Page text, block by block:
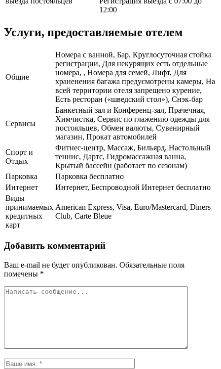
12:00
Услуги, предоставляемые отелем
Общие
Номера с ванной, Бар, Круглосуточная стойка
регистрации, Для некурящих есть отдельные
номера, , Номера для семей, Лифт, Для
храненения багажа предусмотрены камеры, На
всей территории отеля запрещено курение,
Есть ресторан («шведский стол»), Снэк-бар
Сервисы
Банкетный зал и Конференц-зал, Прачечная,
Химчистка, Сервис по глажению одежды для
постояльцев, Обмен валюты, Сувенирный
магазин, Прокат автомобилей
Спорт и
Отдых
Фитнес-центр, Массаж, Бильярд, Настольный
теннис, Дартс, Гидромассажная ванна,
Крытый бассейн (работает по сезонам)
Парковка
Парковка бесплатно
Интернет
Интернет, Беспроводной Интернет бесплатно
Виды
принимаемых
кредитных
карт
American Express, Visa, Euro/Mastercard, Diners
Club, Carte Bleue
Добавить комментарий
Ваш e-mail не будет опубликован. Обязательные поля
помечены *